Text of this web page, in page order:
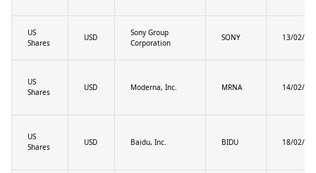
US
Shares
USD
Sony Group
Corporation
SONY 13/02/
US
Shares
USD Moderna, Inc. MRNA 14/02/
US
Shares
USD Baidu, Inc. BIDU 18/02/